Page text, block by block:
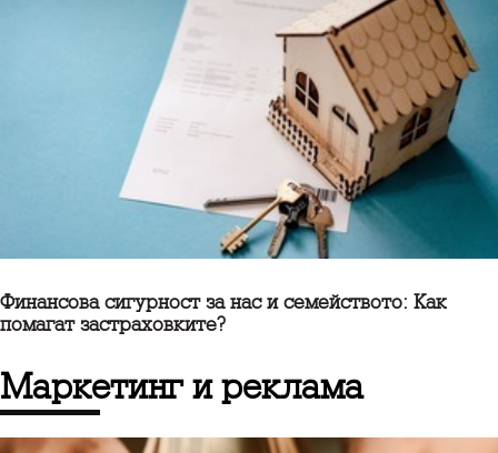
Финансова сигурност за нас и семейството: Как
помагат застраховките?
маркетинг и реклама